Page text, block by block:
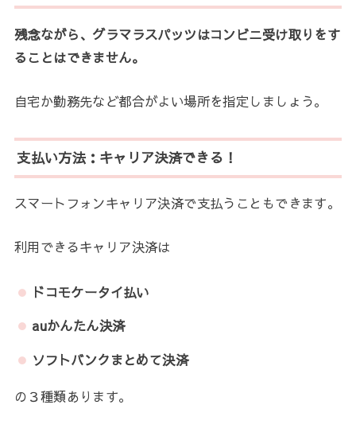
残念ながら、グラマラスパッツはコンビニ受け取りをす
ることはできません。
自宅か勤務先など都合がよい場所を指定しましょう。
支払い方法：キャリア決済できる！
スマートフォンキャリア決済で支払うこともできます。
利用できるキャリア決済は
ドコモケータイ払い
auかんたん決済
ソフトバンクまとめて決済
の３種類あります。